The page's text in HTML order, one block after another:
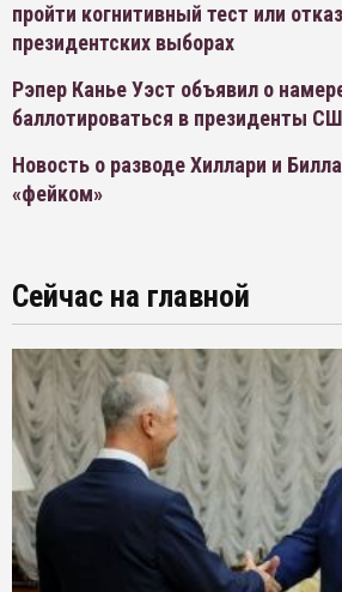
пройти когнитивный тест или
президентских выборах
Рэпер Канье Уэст объявил о
баллотироваться в президенты
Новость о разводе Хиллари и
«фейком»
Сейчас на главной